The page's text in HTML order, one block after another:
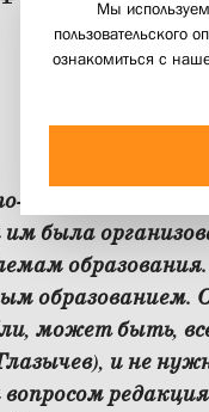
им была
может быть,
и не
Мы
пользовательского
ознакомиться с